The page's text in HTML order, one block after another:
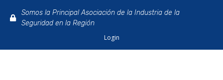
Somos la Principal Asociación de la Industria de la
Seguridad en la Región
Login